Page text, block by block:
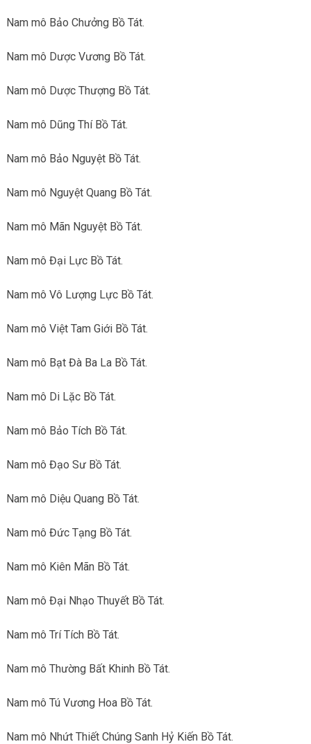
Nam mô Bảo Chưởng Bồ Tát.
Nam mô Dược Vương Bồ Tát.
Nam mô Dược Thượng Bồ Tát.
Nam mô Dũng Thí Bồ Tát.
Nam mô Bảo Nguyệt Bồ Tát.
Nam mô Nguyệt Quang Bồ Tát.
Nam mô Mãn Nguyệt Bồ Tát.
Nam mô Đại Lực Bồ Tát.
Nam mô Vô Lượng Lực Bồ Tát.
Nam mô Việt Tam Giới Bồ Tát.
Nam mô Bạt Đà Ba La Bồ Tát.
Nam mô Di Lặc Bồ Tát.
Nam mô Bảo Tích Bồ Tát.
Nam mô Đạo Sư Bồ Tát.
Nam mô Diệu Quang Bồ Tát.
Nam mô Đức Tạng Bồ Tát.
Nam mô Kiên Mãn Bồ Tát.
Nam mô Đại Nhạo Thuyết Bồ Tát.
Nam mô Trí Tích Bồ Tát.
Nam mô Thường Bất Khinh Bồ Tát.
Nam mô Tú Vương Hoa Bồ Tát.
Nam mô Nhứt Thiết Chúng Sanh Hỷ Kiến Bồ Tát.